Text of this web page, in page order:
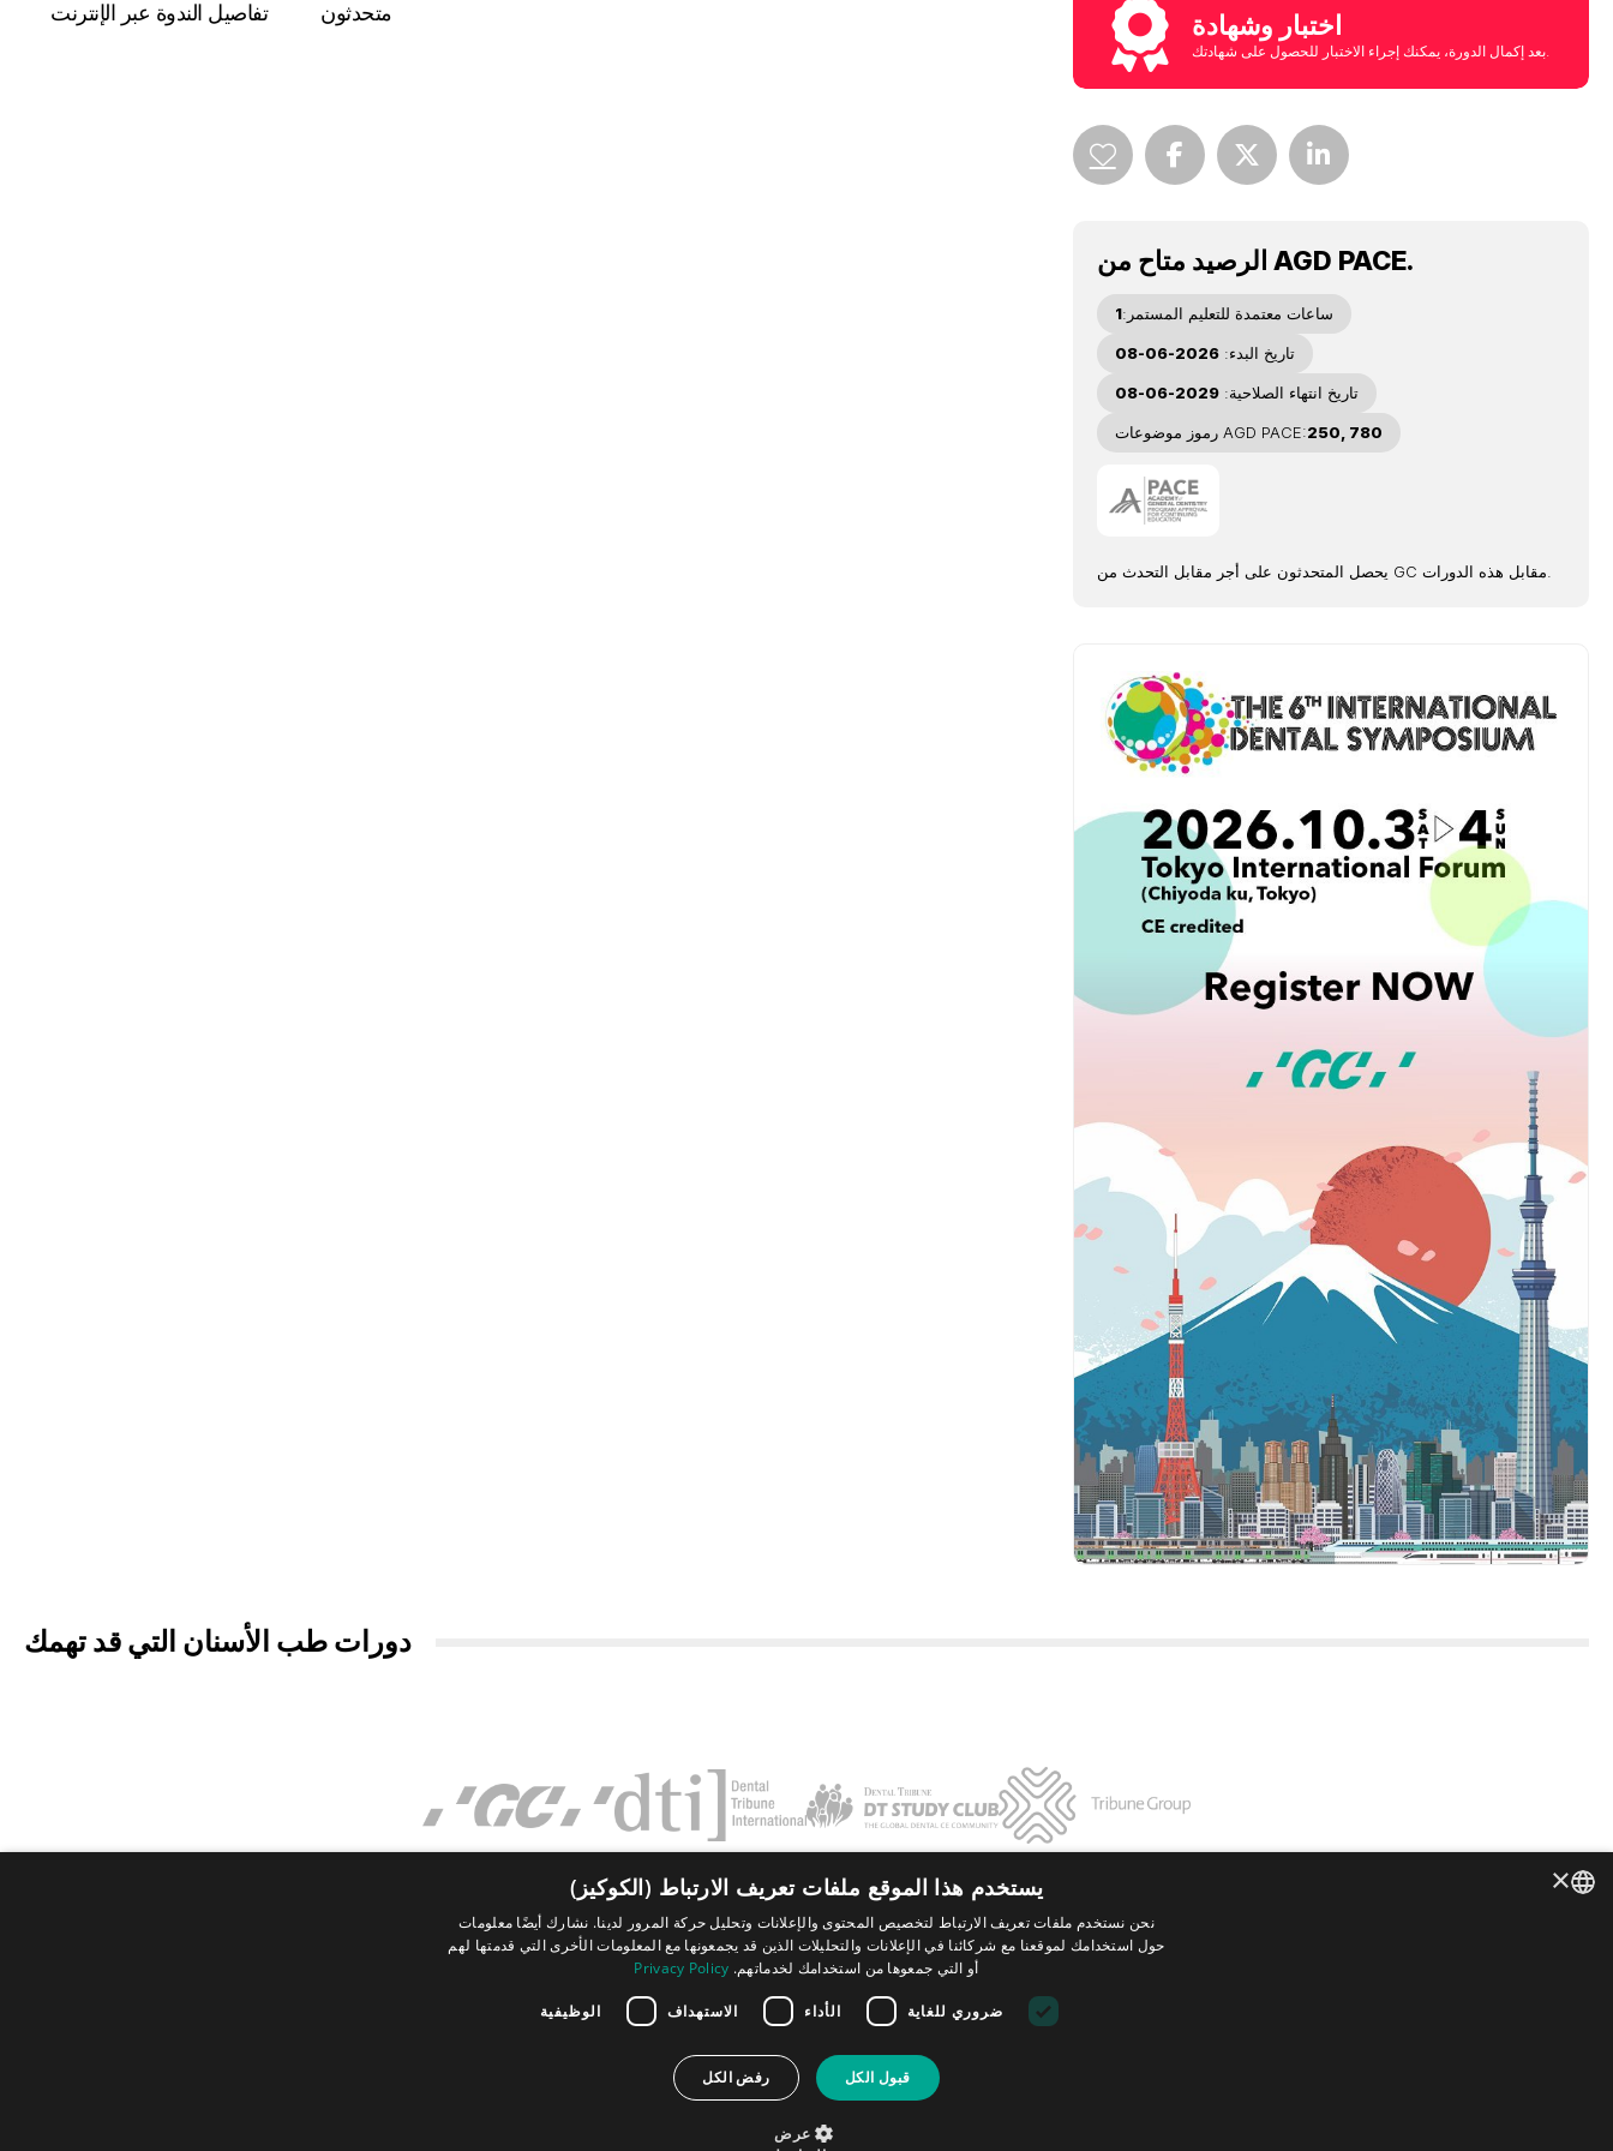
تفاصيل الندوة عبر الإنترنت متحدثون اختبار وشهادة
الرصيد متاح من AGD PACE.
ساعات معتمدة للتعليم المستمر:1
تاريخ البدء:2026-06-08
تاريخ انتهاء الصلاحية:2029-06-08
رموز موضوعات AGD PACE:250, 780
يحصل المتحدثون على أجر مقابل التحدث من GC مقابل هذه الدورات.
دورات طب الأسنان التي قد تهمك
الشروط والأحكام سياسة الخصوصية بصمةFAQ Contact
Tribune Group GmbH Inc.
Nationally Approved PACE Program
Approval does not imply acceptance by
any regulatory authority or AGD endorsement.
All rights reserved. 2026 Dental Tribune International GmbH.
× يستخدم هذا الموقع ملفات تعريف الارتباط (الكوكيز)
نحن نستخدم ملفات تعريف الارتباط لتخصيص المحتوى والإعلانات وتحليل حركة المرور لدينا. نشارك أيضًا معلومات
حول استخدامك لموقعنا مع شركائنا في الإعلانات والتحليلات الذين قد يجمعونها مع المعلومات الأخرى التي قدمتها لهم
أو التي جمعوها من استخدامك لخدماتهم. Privacy Policy
ضروري للغاية الأداء الاستهداف الوظيفية
قبول الكل رفض الكل
عرض